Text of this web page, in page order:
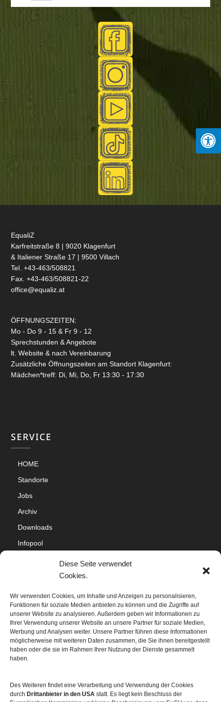
Diese Seite verwendet
Cookies.
Wir verwenden Cookies, um Inhalte und Anzeigen zu personalisieren,
Funktionen für soziale Medien anbieten zu können und die Zugriffe auf
unserer Website zu analysieren. Außerdem geben wir Informationen zu
Ihrer Verwendung unserer Website an unsere Partner für soziale Medien,
Werbung und Analysen weiter. Unsere Partner führen diese Informationen
möglicherweise mit weiteren Daten zusammen, die Sie ihnen bereitgestellt
haben oder die sie im Rahmen Ihrer Nutzung der Dienste gesammelt
haben.
Des Weiteren findet eine Verarbeitung und Verwendung der Cookies
durch Drittanbieter in den USA statt. Es liegt kein Beschluss der
EqualiZ
Karfreitstraße 8 | 9020 Klagenfurt
& Italiener Straße 17 | 9500 Villach
Tel. +43-463/508821
Fax. +43-463/508821-22
office@equaliz.at
ÖFFNUNGSZEITEN:
Mo - Do 9 - 15 & Fr 9 - 12
Sprechstunden & Angebote
lt. Website & nach Vereinbarung
Zusätzliche Öffnungszeiten am Standort Klagenfurt:
Mädchen*treff: Di, Mi, Do, Fr 13:30 - 17:30
SERVICE
HOME
Standorte
Jobs
Archiv
Downloads
Infopool
Sitemap